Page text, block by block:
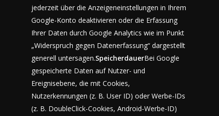
jederzeit über die Anzeigeneinstellungen in Ihrem
Google-Konto deaktivieren oder die Erfassung
Ihrer Daten durch Google Analytics wie im Punkt
„Widerspruch gegen Datenerfassung“ dargestellt
generell untersagen.SpeicherdauerBei Google
gespeicherte Daten auf Nutzer- und
Ereignisebene, die mit Cookies,
Nutzerkennungen (z. B. User ID) oder Werbe-IDs
(z. B. DoubleClick-Cookies, Android-Werbe-ID)